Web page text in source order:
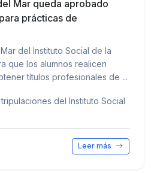
Mar queda aprobado
prácticas de
del Instituto Social de la
que los alumnos realicen
títulos profesionales de ...
del Instituto Social
Leer más